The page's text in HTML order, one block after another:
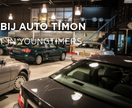
AUTO TIMON
IN YOUNGTIMERS